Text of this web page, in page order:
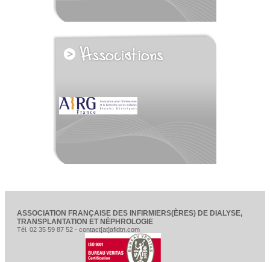
voir tous les partenaires
ASSOCIATION FRANÇAISE DES INFIRMIERS(ÈRES) DE DIALYSE,
TRANSPLANTATION ET NÉPHROLOGIE
Tél. 02 35 59 87 52 - contact[at]afidtn.com